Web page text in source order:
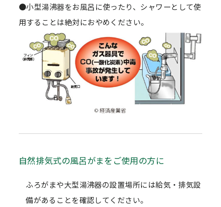
●小型湯沸器をお風呂に使ったり、シャワーとして使
用することは絶対におやめください。
自然排気式の風呂がまをご使用の方に
ふろがまや大型湯沸器の設置場所には給気・排気設
備があることを確認してください。